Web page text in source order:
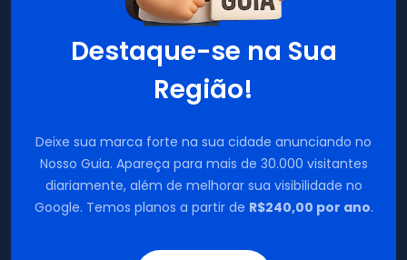
Destaque-se na Sua
Região!
Deixe sua marca forte na sua cidade anunciando no
Nosso Guia. Apareça para mais de 30.000 visitantes
diariamente, além de melhorar sua visibilidade no
Google. Temos planos a partir de R$240,00 por ano.